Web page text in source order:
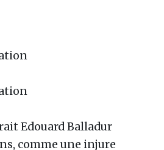
Edouard Balladur
comme une injure